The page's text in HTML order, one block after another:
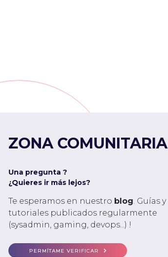
ZONA COMUNITARIA
Una pregunta ?
¿Quieres ir más lejos?
Te esperamos en nuestro blog. Guías y
tutoriales publicados regularmente
(sysadmin, gaming, devops...) !
PERMÍTAME VERIFICAR